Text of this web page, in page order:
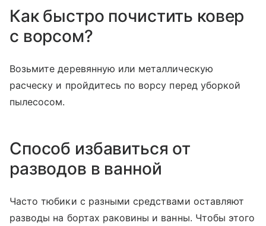
Как быстро почистить ковер
с ворсом?
Возьмите деревянную или металлическую
расческу и пройдитесь по ворсу перед уборкой
пылесосом.
Способ избавиться от
разводов в ванной
Часто тюбики с разными средствами оставляют
разводы на бортах раковины и ванны. Чтобы этого